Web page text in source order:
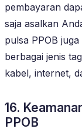
pembayaran
saja asalkan
pulsa PPOB
berbagai jenis
kabel, internet,
16.
PPOB